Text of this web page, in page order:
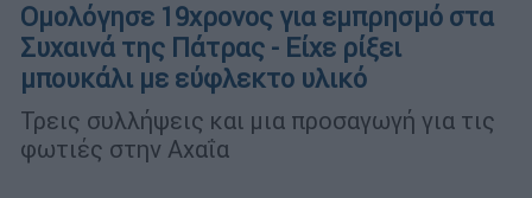
Ομολόγησε 19χρονος για εμπρησμό στα
Συχαινά της Πάτρας - Είχε ρίξει
μπουκάλι με εύφλεκτο υλικό
Τρεις συλλήψεις και μια προσαγωγή για τις
φωτιές στην Αχαΐα